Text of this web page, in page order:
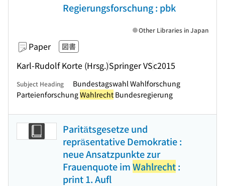
Regierungsforschung : pbk
Paper 図書
Karl-Rudolf Korte (Hrsg.)Springer VSc2015
Other Libraries in Japan
Subject Heading
Bundestagswahl Wahlforschung
ParteienforschungWahlrecht Bundesregierung
Paritätsgesetze und
repräsentative Demokratie :
neue Ansatzpunkte zur
Frauenquote imWahlrecht:
print 1. Aufl